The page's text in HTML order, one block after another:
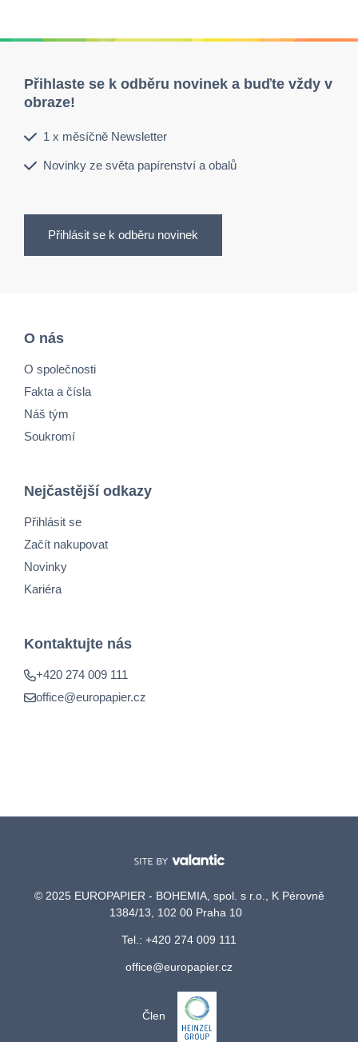
Přihlaste se k odběru novinek a buďte vždy v
obraze!
1 x měsíčně Newsletter
Novinky ze světa papírenství a obalů
Přihlásit se k odběru novinek
O nás
O společnosti
Fakta a čísla
Náš tým
Soukromí
Nejčastější odkazy
Přihlásit se
Začít nakupovat
Novinky
Kariéra
Kontaktujte nás
+420 274 009 111
office@europapier.cz
© 2025 EUROPAPIER - BOHEMIA, spol. s r.o., K Pérovně
1384/13, 102 00 Praha 10
Tel.: +420 274 009 111
office@europapier.cz
Člen